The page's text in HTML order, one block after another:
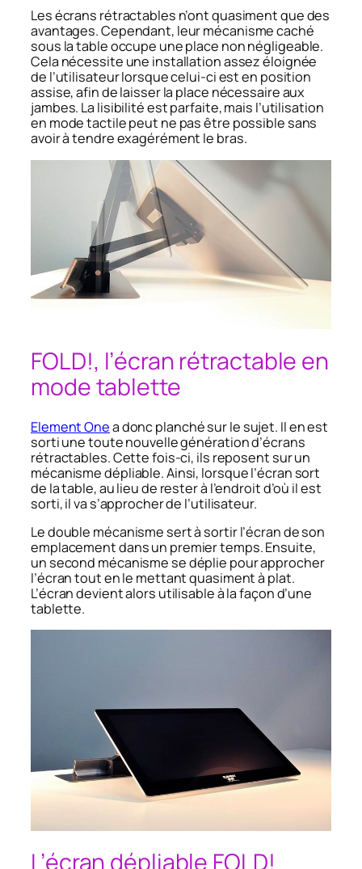
Les écrans rétractables n’ont quasiment que des
avantages. Cependant, leur mécanisme caché
sous la table occupe une place non négligeable.
Cela nécessite une installation assez éloignée
de l’utilisateur lorsque celui-ci est en position
assise, afin de laisser la place nécessaire aux
jambes. La lisibilité est parfaite, mais l’utilisation
en mode tactile peut ne pas être possible sans
avoir à tendre exagérément le bras.
FOLD!, l’écran rétractable en
mode tablette
Element Onea donc planché sur le sujet. Il en est
sorti une toute nouvelle génération d’écrans
rétractables. Cette fois-ci, ils reposent sur un
mécanisme dépliable. Ainsi, lorsque l’écran sort
de la table, au lieu de rester à l’endroit d’où il est
sorti, il va s’approcher de l’utilisateur.
Le double mécanisme sert à sortir l’écran de son
emplacement dans un premier temps. Ensuite,
un second mécanisme se déplie pour approcher
l’écran tout en le mettant quasiment à plat.
L’écran devient alors utilisable à la façon d’une
tablette.
L’écran dépliable FOLD!